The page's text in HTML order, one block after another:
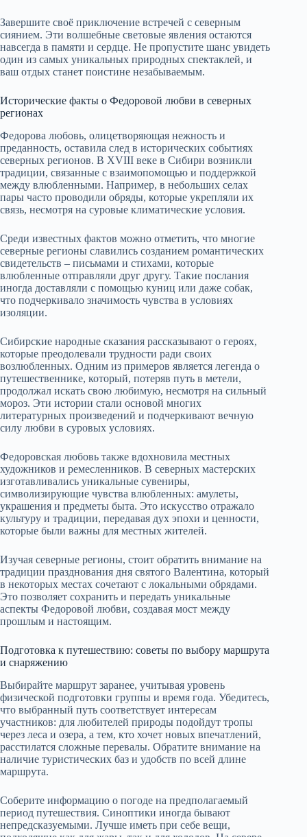
Завершите своё приключение встречей с северным
сиянием. Эти волшебные световые явления остаются
навсегда в памяти и сердце. Не пропустите шанс увидеть
один из самых уникальных природных спектаклей, и
ваш отдых станет поистине незабываемым.
Исторические факты о Федоровой любви в северных
регионах
Федорова любовь, олицетворяющая нежность и
преданность, оставила след в исторических событиях
северных регионов. В XVIII веке в Сибири возникли
традиции, связанные с взаимопомощью и поддержкой
между влюбленными. Например, в небольших селах
пары часто проводили обряды, которые укрепляли их
связь, несмотря на суровые климатические условия.
Среди известных фактов можно отметить, что многие
северные регионы славились созданием романтических
свидетельств – письмами и стихами, которые
влюбленные отправляли друг другу. Такие послания
иногда доставляли с помощью куниц или даже собак,
что подчеркивало значимость чувства в условиях
изоляции.
Сибирские народные сказания рассказывают о героях,
которые преодолевали трудности ради своих
возлюбленных. Одним из примеров является легенда о
путешественнике, который, потеряв путь в метели,
продолжал искать свою любимую, несмотря на сильный
мороз. Эти истории стали основой многих
литературных произведений и подчеркивают вечную
силу любви в суровых условиях.
Федоровская любовь также вдохновила местных
художников и ремесленников. В северных мастерских
изготавливались уникальные сувениры,
символизирующие чувства влюбленных: амулеты,
украшения и предметы быта. Это искусство отражало
культуру и традиции, передавая дух эпохи и ценности,
которые были важны для местных жителей.
Изучая северные регионы, стоит обратить внимание на
традиции празднования дня святого Валентина, который
в некоторых местах сочетают с локальными обрядами.
Это позволяет сохранить и передать уникальные
аспекты Федоровой любви, создавая мост между
прошлым и настоящим.
Подготовка к путешествию: советы по выбору маршрута
и снаряжению
Выбирайте маршрут заранее, учитывая уровень
физической подготовки группы и время года. Убедитесь,
что выбранный путь соответствует интересам
участников: для любителей природы подойдут тропы
через леса и озера, а тем, кто хочет новых впечатлений,
расстилатся сложные перевалы. Обратите внимание на
наличие туристических баз и удобств по всей длине
маршрута.
Соберите информацию о погоде на предполагаемый
период путешествия. Синоптики иногда бывают
непредсказуемыми. Лучше иметь при себе вещи,